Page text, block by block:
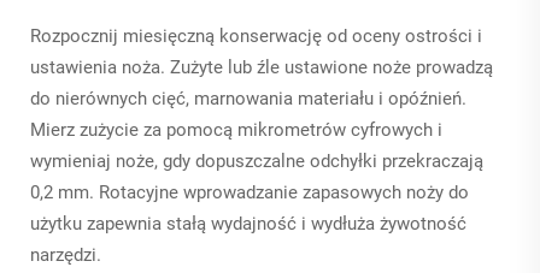
Rozpocznij miesięczną konserwację od oceny ostrości i
ustawienia noża. Zużyte lub źle ustawione noże prowadzą
do nierównych cięć, marnowania materiału i opóźnień.
Mierz zużycie za pomocą mikrometrów cyfrowych i
wymieniaj noże, gdy dopuszczalne odchyłki przekraczają
0,2 mm. Rotacyjne wprowadzanie zapasowych noży do
użytku zapewnia stałą wydajność i wydłuża żywotność
narzędzi.